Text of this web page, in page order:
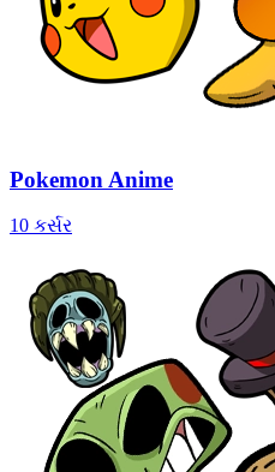
Pokemon Anime
10 કર્સર